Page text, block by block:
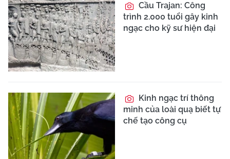
Cầu Trajan: Công
trình 2.000 tuổi gây kinh
ngạc cho kỹ sư hiện đại
Kinh ngạc trí thông
minh của loài quạ biết tự
chế tạo công cụ